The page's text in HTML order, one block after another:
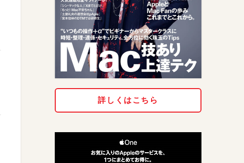
詳しくはこちら